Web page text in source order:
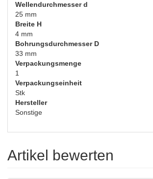
Wellendurchmesser d
25 mm
Breite H
4 mm
Bohrungsdurchmesser D
33 mm
Verpackungsmenge
1
Verpackungseinheit
Stk
Hersteller
Sonstige
Artikel bewerten